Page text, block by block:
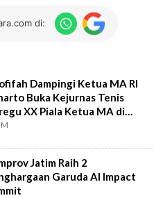
di:
Dampingi Ketua MA RI
Buka Kejurnas Tenis
XX Piala Ketua MA di
Jatim Raih 2
Garuda AI Impact